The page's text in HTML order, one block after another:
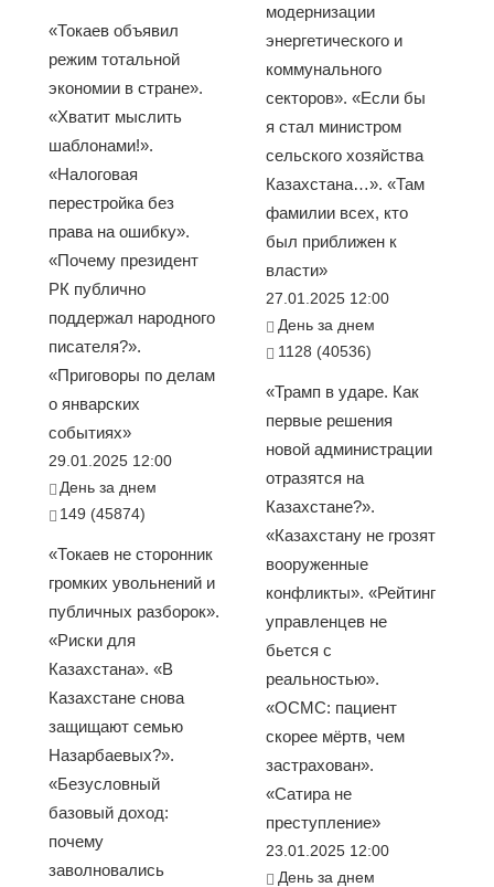
«Токаев объявил
режим тотальной
экономии в стране».
«Хватит мыслить
шаблонами!».
«Налоговая
перестройка без
права на ошибку».
«Почему президент
РК публично
поддержал народного
писателя?».
«Приговоры по делам
о январских
событиях»
29.01.2025 12:00
День за днем
149 (45874)
«Токаев не сторонник
громких увольнений и
публичных разборок».
«Риски для
Казахстана». «В
Казахстане снова
защищают семью
Назарбаевых?».
«Безусловный
базовый доход:
почему
заволновались
модернизации
энергетического и
коммунального
секторов». «Если бы
я стал министром
сельского хозяйства
Казахстана…». «Там
фамилии всех, кто
был приближен к
власти»
27.01.2025 12:00
День за днем
1128 (40536)
«Трамп в ударе. Как
первые решения
новой администрации
отразятся на
Казахстане?».
«Казахстану не грозят
вооруженные
конфликты». «Рейтинг
управленцев не
бьется с
реальностью».
«ОСМС: пациент
скорее мёртв, чем
застрахован».
«Сатира не
преступление»
23.01.2025 12:00
День за днем